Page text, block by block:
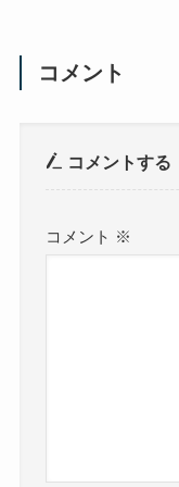
コメント
コメントする
コメント ※